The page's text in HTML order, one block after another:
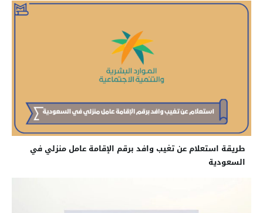
طريقة استعلام عن تغيب وافد برقم الإقامة عامل منزلي في
السعودية